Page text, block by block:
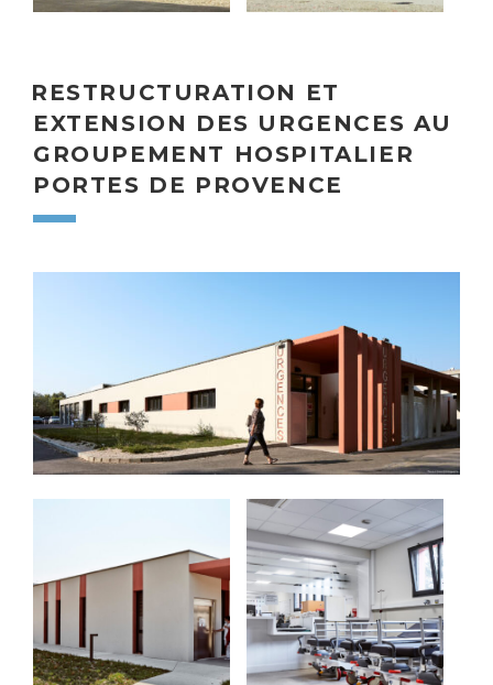
RESTRUCTURATION ET
EXTENSION DES URGENCES AU
GROUPEMENT HOSPITALIER
PORTES DE PROVENCE